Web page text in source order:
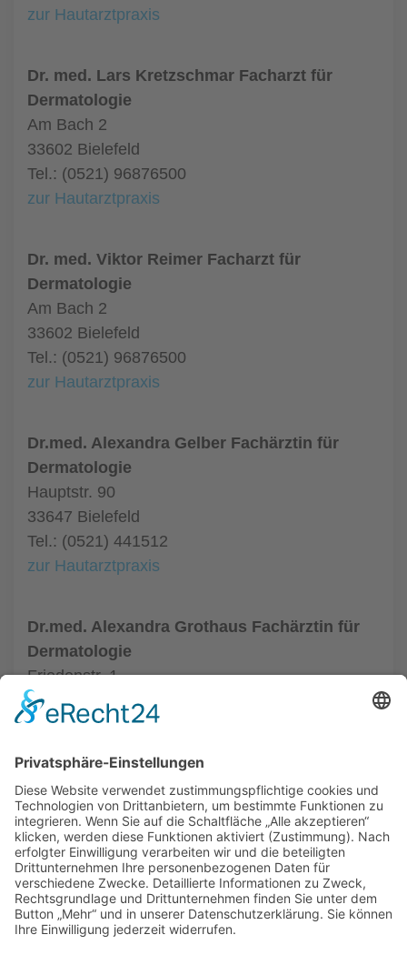
zur Hautarztpraxis
Dr. med. Lars Kretzschmar Facharzt für
Dermatologie
Am Bach 2
33602 Bielefeld
Tel.: (0521) 96876500
zur Hautarztpraxis
Dr. med. Viktor Reimer Facharzt für
Dermatologie
Am Bach 2
33602 Bielefeld
Tel.: (0521) 96876500
zur Hautarztpraxis
Dr.med. Alexandra Gelber Fachärztin für
Dermatologie
Hauptstr. 90
33647 Bielefeld
Tel.: (0521) 441512
zur Hautarztpraxis
Dr.med. Alexandra Grothaus Fachärztin für
Dermatologie
Friedenstr. 1
33602 Bielefeld
Tel.: (0521) 68004
ALLGEMEIN
HAUTÄRZTE